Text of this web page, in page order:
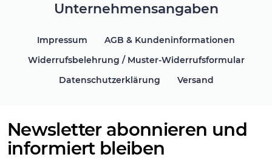
Unternehmensangaben
Impressum
AGB & Kundeninformationen
Widerrufsbelehrung / Muster-Widerrufsformular
Datenschutzerklärung
Versand
Newsletter abonnieren und
informiert bleiben